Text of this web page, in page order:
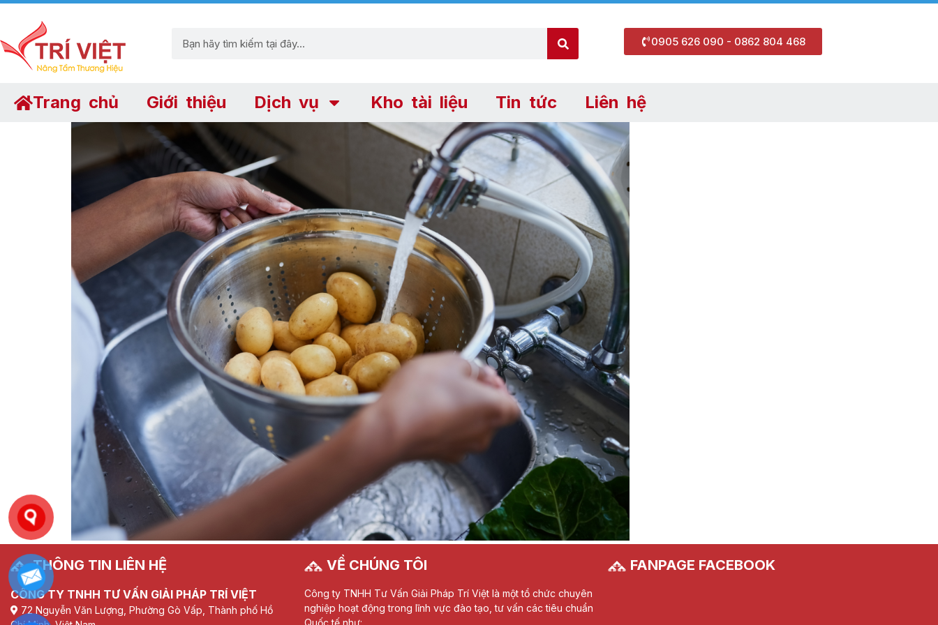
0905 626 090 - 0862 804 468
Trang chủ Giới thiệu Dịch vụ Kho tài liệu Tin tức Liên hệ
THÔNG TIN LIÊN HỆ
CÔNG TY TNHH TƯ VẤN GIẢI PHÁP TRÍ VIỆT
72 Nguyễn Văn Lượng, Phường Gò Vấp, Thành phố Hồ
VỀ CHÚNG TÔI
Công ty TNHH Tư Vấn Giải Pháp Trí Việt là một tổ chức chuyên
nghiệp hoạt động trong lĩnh vực đào tạo, tư vấn các tiêu chuẩn
Quốc tế như:
FANPAGE FACEBOOK